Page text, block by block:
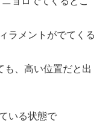
ラメントがでてくる
も、高い位置だと出
いる状態で